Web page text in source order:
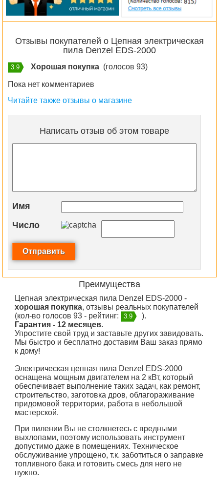
Отзывы покупателей о Цепная электрическая
пила Denzel EDS-2000
3.9 Хорошая покупка (голосов 93)
Пока нет комментариев
Читайте также отзывы о магазине
Написать отзыв об этом товаре
Имя
Число
Преимущества
Цепная электрическая пила Denzel EDS-2000 -
хорошая покупка, отзывы реальных покупателей
(кол-во голосов 93 - рейтинг:
3.9
).
Гарантия - 12 месяцев.
Упростите свой труд и заставьте других завидовать.
Мы быстро и бесплатно доставим Ваш заказ прямо
к дому!
Электрическая цепная пила Denzel EDS-2000
оснащена мощным двигателем на 2 кВт, который
обеспечивает выполнение таких задач, как ремонт,
строительство, заготовка дров, облагораживание
придомовой территории, работа в небольшой
мастерской.
При пилении Вы не столкнетесь с вредными
выхлопами, поэтому использовать инструмент
допустимо даже в помещениях. Техническое
обслуживание упрощено, т.к. заботиться о заправке
топливного бака и готовить смесь для него не
нужно.